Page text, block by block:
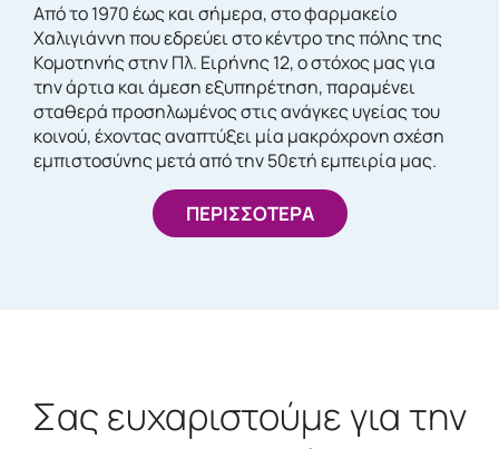
Από το 1970 έως και σήμερα, στο φαρμακείο
Χαλιγιάννη που εδρεύει στο κέντρο της πόλης της
Κομοτηνής στην Πλ. Ειρήνης 12, ο στόχος μας για
την άρτια και άμεση εξυπηρέτηση, παραμένει
σταθερά προσηλωμένος στις ανάγκες υγείας του
κοινού, έχοντας αναπτύξει μία μακρόχρονη σχέση
εμπιστοσύνης μετά από την 50ετή εμπειρία μας.
ΠΕΡΙΣΣΟΤΕΡΑ
Σας ευχαριστούμε για την